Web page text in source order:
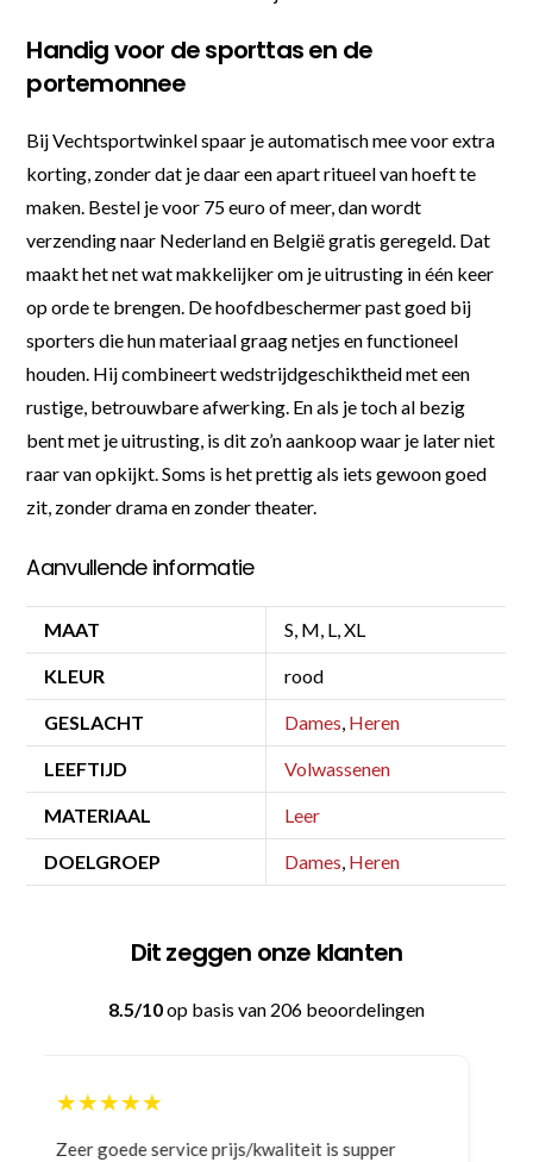
Handig voor de sporttas en de
portemonnee
Bij Vechtsportwinkel spaar je automatisch mee voor extra
korting, zonder dat je daar een apart ritueel van hoeft te
maken. Bestel je voor 75 euro of meer, dan wordt
verzending naar Nederland en België gratis geregeld. Dat
maakt het net wat makkelijker om je uitrusting in één keer
op orde te brengen. De hoofdbeschermer past goed bij
sporters die hun materiaal graag netjes en functioneel
houden. Hij combineert wedstrijdgeschiktheid met een
rustige, betrouwbare afwerking. En als je toch al bezig
bent met je uitrusting, is dit zo’n aankoop waar je later niet
raar van opkijkt. Soms is het prettig als iets gewoon goed
zit, zonder drama en zonder theater.
Aanvullende informatie
MAAT S, M, L, XL
KLEUR rood
GESLACHT Dames, Heren
LEEFTIJD Volwassenen
MATERIAAL Leer
DOELGROEP Dames, Heren
Dit zeggen onze klanten
8.5/10op basis van 206 beoordelingen
★★★★★
Bestelling gedaan vanwege goede prijzen en